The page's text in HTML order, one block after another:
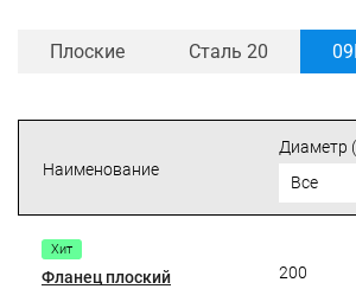
Плоские Cталь 20
Наименование
Диаметр
Все
Хит
Фланец плоский
200